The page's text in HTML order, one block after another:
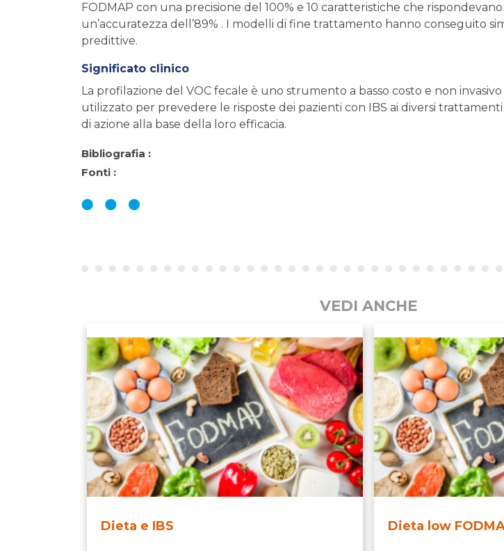
FODMAP con una precisione del 100% e 10 caratteristiche che
un’accuratezza dell’89% . I modelli di fine trattamento hanno conseguito
predittive.
Significato clinico
La profilazione del VOC fecale è uno strumento a basso costo e non
utilizzato per prevedere le risposte dei pazienti con IBS ai diversi
di azione alla base della loro efficacia.
Bibliografia :
Fonti :
VEDI ANCHE
Dieta e IBS Dieta low